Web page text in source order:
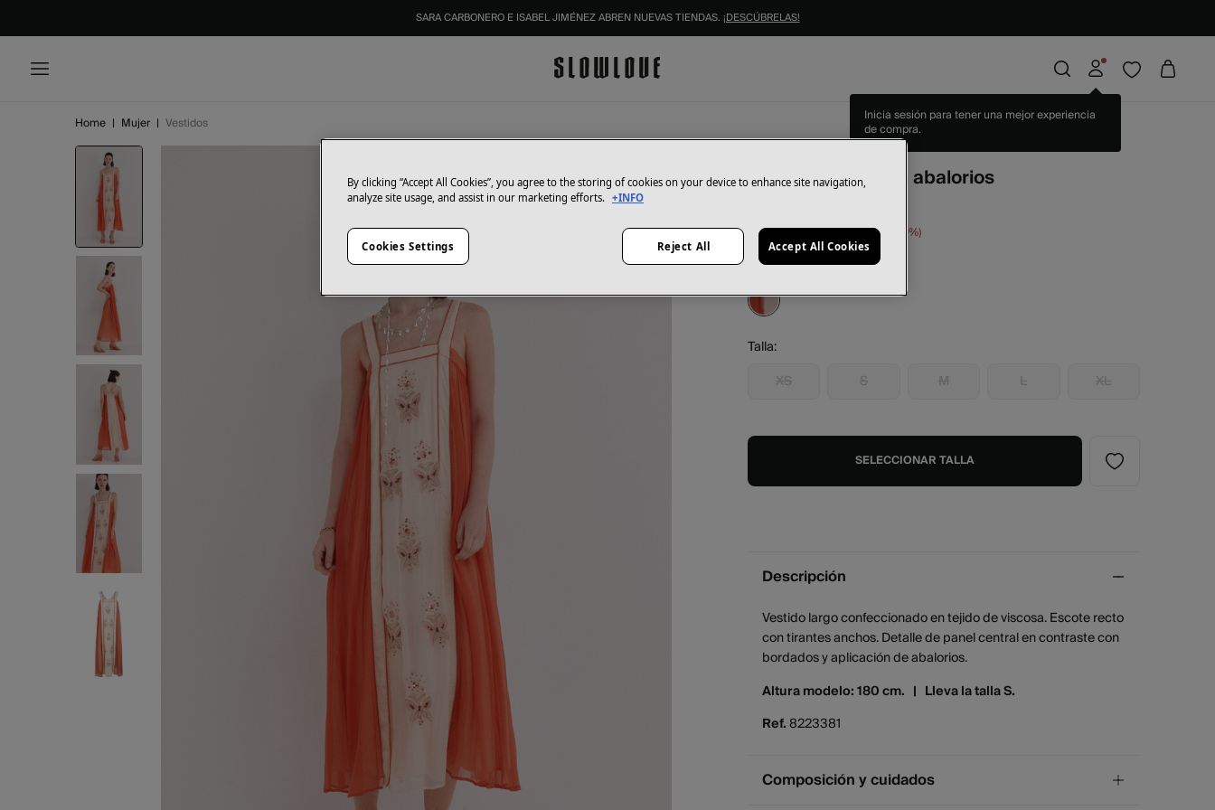
SARA CARBONERO E ISABEL JIMÉNEZ ABREN NUEVAS TIENDAS. ¡DESCÚBRELAS!
Inicia sesión para tener una mejor experiencia
de compra.
Home | Mujer | Vestidos
Asela. Vestido con abalorios
179,00 €Ahorras108,00 € 60
Color:Coral
Talla:
XS
S M L XL
SELECCIONAR TALLA
Descripción
Vestido largo confeccionado en tejido de viscosa. Escote recto
con tirantes anchos. Detalle de panel central en contraste con
bordados y aplicación de abalorios.
Altura modelo: 180 cm. | Lleva la talla S.
Ref.8223381
Composición y cuidados
By clicking “Accept All Cookies”, you agree to the storing of cookies on your device to enhance site navigation,
analyze site usage, and assist in our marketing efforts. +INFO
Cookies Settings Reject All Accept All Cookies